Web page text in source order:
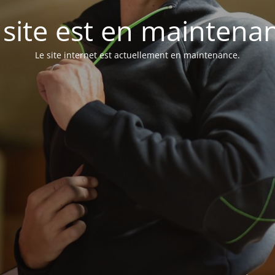
est en
Le site internet est actuellement en maintenance.